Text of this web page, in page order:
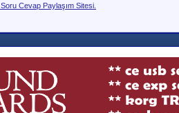
Cevap Paylaşım Sitesi.